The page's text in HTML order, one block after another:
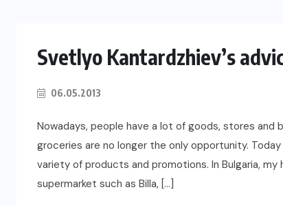
Svetlyo Kantardzhiev’s
06.05.2013
Nowadays, people have a lot of goods, stores and
groceries are no longer the only opportunity.
variety of products and promotions. In Bulgaria,
supermarket such as Billa, […]